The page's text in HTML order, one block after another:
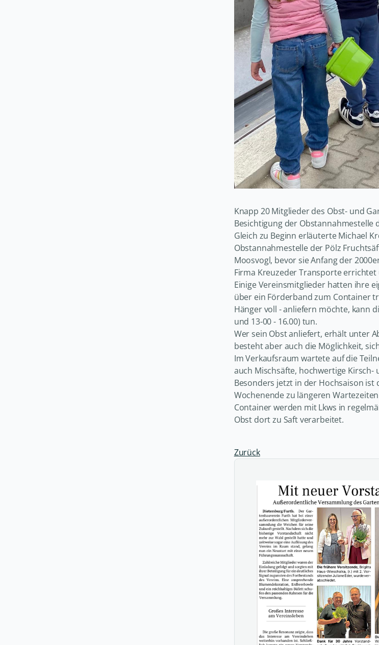
Knapp 20 Mitglieder des Obst- und
Besichtigung der Obstannahmestelle
Gleich zu Beginn erläuterte Michael
Obstannahmestelle der Pölz
Moosvogl, bevor sie Anfang der
Firma Kreuzeder Transporte
Einige Vereinsmitglieder hatten ihre
über ein Förderband zum Container
Hänger voll - anliefern möchte, kann
und 13-00 - 16.00) tun.
Wer sein Obst anliefert, erhält unter
besteht aber auch die Möglichkeit,
Im Verkaufsraum wartete auf die
auch Mischsäfte, hochwertige
Besonders jetzt in der Hochsaison ist
Wochenende zu längeren
Container werden mit Lkws in
Obst dort zu Saft verarbeitet.
Zurück